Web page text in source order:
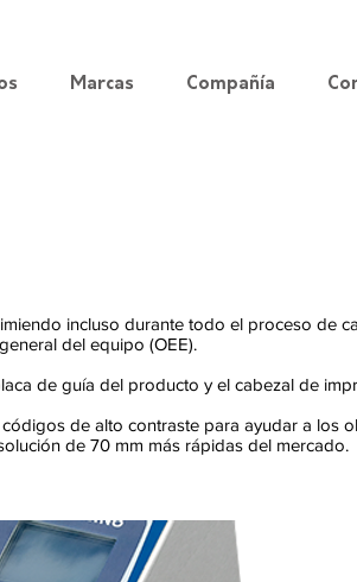
Marcas Compañía
incluso durante todo el proceso de
del equipo (OEE).
de guía del producto y el cabezal de
de alto contraste para ayudar a los
de 70 mm más rápidas del mercado.